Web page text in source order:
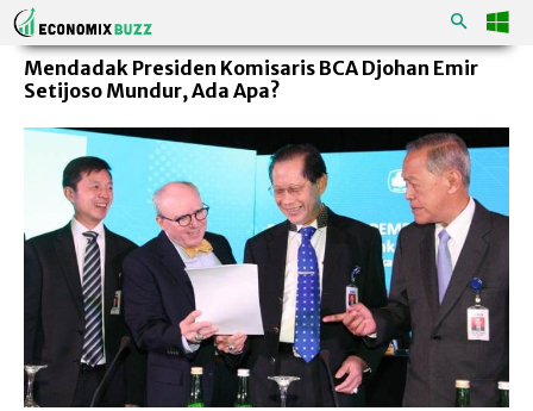
Mendadak Presiden Komisaris BCA Djohan Emir
Setijoso Mundur, Ada Apa?